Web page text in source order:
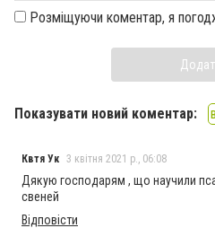
Розміщуючи коментар, я
Показувати новий коментар:
Квтя Ук 3 квітня 2021 р., 06:08
Дякую господарям , що научили
свеней
Відповісти